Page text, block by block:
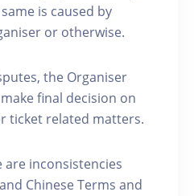
is caused by
or otherwise.
the Organiser
final decision on
ticket related matters.
are inconsistencies
Chinese Terms and